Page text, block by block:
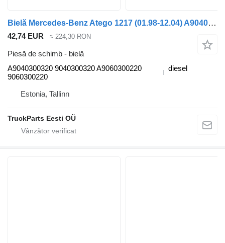
Bielă Mercedes-Benz Atego 1217 (01.98-12.04) A9040300320 pentru cap tractor Mercedes-Benz Atego, Atego 2, Atego 3 (1996-)
42,74 EUR ≈ 224,30 RON
Piesă de schimb - bielă
A9040300320 9040300320 A9060300220
9060300220
diesel
Estonia, Tallinn
TruckParts Eesti OÜ